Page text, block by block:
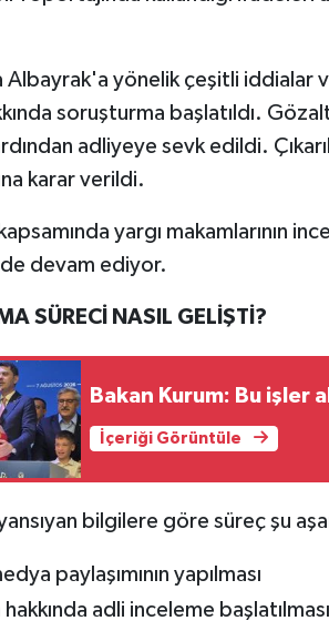
Albayrak'a yönelik çeşitli
soruşturma başlatıldı.
adliyeye sevk edildi.
karar verildi.
yargı makamlarının
de devam ediyor.
SÜRECİ NASIL GELİŞTİ?
Bakan Kurum: Bu işler
İçeriği Görüntüle
bilgilere göre süreç şu
paylaşımının yapılması
hakkında adli inceleme başlatılması